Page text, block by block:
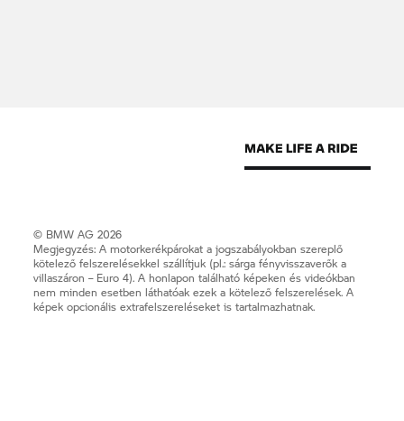
© BMW AG 2026
Megjegyzés: A motorkerékpárokat a jogszabályokban szereplő
kötelező felszerelésekkel szállítjuk (pl.: sárga fényvisszaverők a
villaszáron – Euro 4). A honlapon található képeken és videókban
nem minden esetben láthatóak ezek a kötelező felszerelések. A
képek opcionális extrafelszereléseket is tartalmazhatnak.